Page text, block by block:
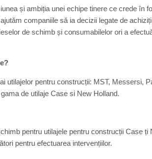
și ambiția unei echipe tinere ce crede în
companiile să ia decizii legate de
de schimb și consumabilelor ori a
utilajelor pentru construcții: MST, Messersi,
de utilaje Case si New Holland.
pentru utilajele pentru construcții Case ți
pentru efectuarea intervențiilor.